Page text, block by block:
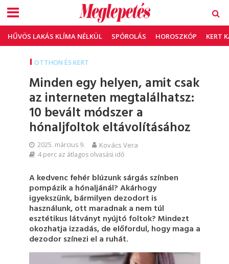
HŰVÖS LAKÁS KLÍMA NÉLKÜL SPÓROLÁS HOROSZKÓP KERT
OTTHON ÉS KERT
Minden egy helyen, amit csak
az interneten megtalálhatsz:
10 bevált módszer a
hónaljfoltok eltávolításához
2025. március 9. Kovács Vera
4 perc az átlagos olvasási idő
A kedvenc fehér blúzunk sárgás színben
pompázik a hónaljánál? Akárhogy
igyekszünk, bármilyen dezodort is
használunk, ott maradnak a nem túl
esztétikus látványt nyújtó foltok? Mindezt
okozhatja izzadás, de előfordul, hogy maga a
dezodor színezi el a ruhát.